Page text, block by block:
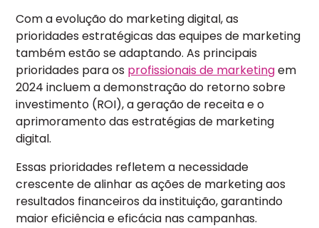
Com a evolução do marketing digital, as
prioridades estratégicas das equipes de marketing
também estão se adaptando. As principais
prioridades para os profissionais de marketingem
2024 incluem a demonstração do retorno sobre
investimento (ROI), a geração de receita e o
aprimoramento das estratégias de marketing
digital.
Essas prioridades refletem a necessidade
crescente de alinhar as ações de marketing aos
resultados financeiros da instituição, garantindo
maior eficiência e eficácia nas campanhas.